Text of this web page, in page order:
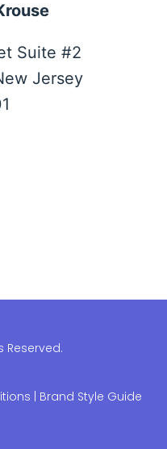
Suite #2
Jersey
Reserved.
| Brand Style Guide